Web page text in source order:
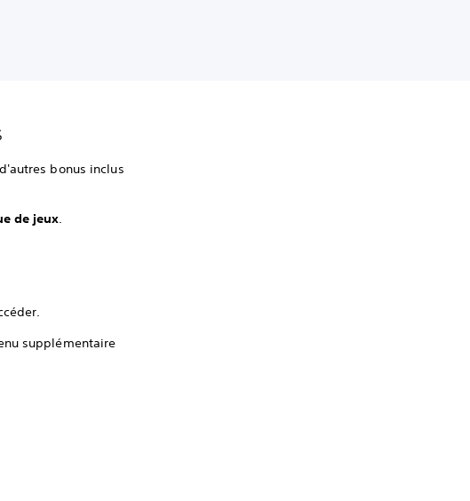
bonus inclus
de jeux.
supplémentaire